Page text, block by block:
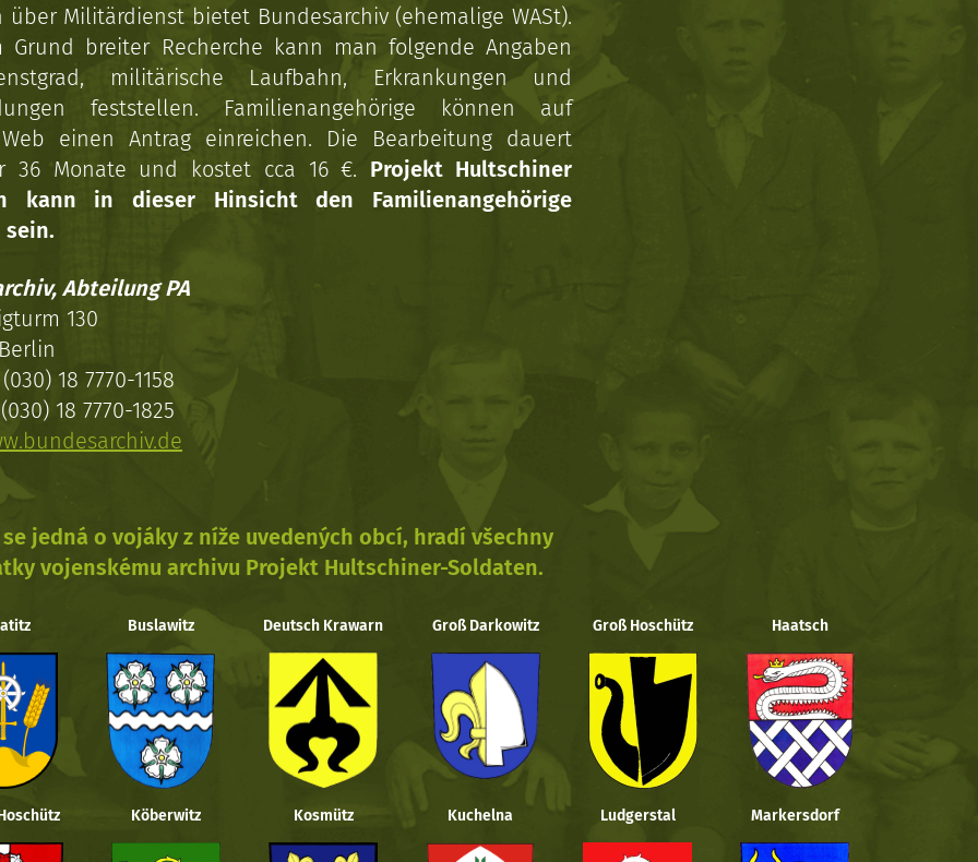
über Militärdienst bietet Bundesarchiv (ehemalige WASt).
Grund breiter Recherche kann man folgende Angaben
militärische Laufbahn, Erkrankungen und
feststellen. Familienangehörige können auf
einen Antrag einreichen. Die Bearbeitung dauert
36 Monate und kostet cca 16 €. Projekt Hultschiner
kann in dieser Hinsicht den Familienangehörige
Abteilung PA
130
18 7770-1158
18 7770-1825
jedná o vojáky z níže uvedených obcí, hradí všechny
vojenskému archivu Projekt Hultschiner-Soldaten.
Buslawitz Deutsch Krawarn Groß Darkowitz Groß Hoschütz Haatsch
Köberwitz Kosmütz Kuchelna Ludgerstal Markersdorf